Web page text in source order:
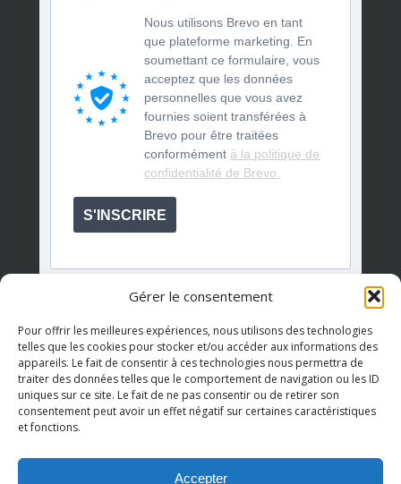
Gérer le consentement
Pour offrir les meilleures expériences, nous utilisons des technologies
telles que les cookies pour stocker et/ou accéder aux informations des
appareils. Le fait de consentir à ces technologies nous permettra de
traiter des données telles que le comportement de navigation ou les ID
uniques sur ce site. Le fait de ne pas consentir ou de retirer son
consentement peut avoir un effet négatif sur certaines caractéristiques
et fonctions.
Accepter
Nous utilisons Brevo en tant
que plateforme marketing. En
soumettant ce formulaire, vous
acceptez que les données
personnelles que vous avez
fournies soient transférées à
Brevo pour être traitées
conformément à la politique de
confidentialité de Brevo.
S'INSCRIRE
Événements à venir
Il n’y a pas d’évènements à venir.